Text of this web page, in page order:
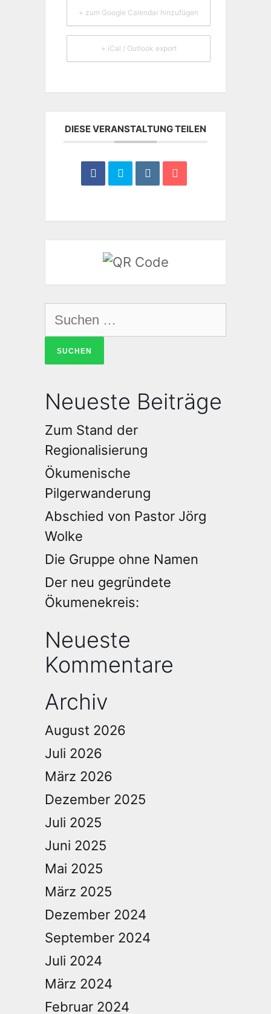
+ zum Google Calendar hinzufügen
+ iCal / Outlook export
DIESE VERANSTALTUNG TEILEN
Neueste Beiträge
Zum Stand der
Regionalisierung
Ökumenische
Pilgerwanderung
Abschied von Pastor Jörg
Wolke
Die Gruppe ohne Namen
Der neu gegründete
Ökumenekreis:
Neueste
Kommentare
Archiv
August 2026
Juli 2026
März 2026
Dezember 2025
Juli 2025
Juni 2025
Mai 2025
März 2025
Dezember 2024
September 2024
Juli 2024
März 2024
Februar 2024